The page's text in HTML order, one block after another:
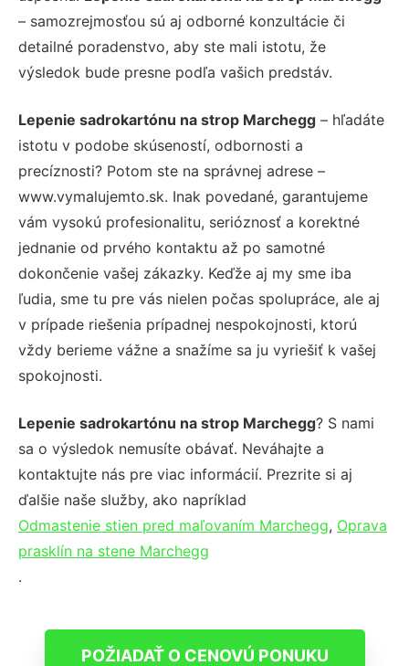
– samozrejmosťou sú aj odborné konzultácie či
detailné poradenstvo, aby ste mali istotu, že
výsledok bude presne podľa vašich predstáv.
Lepenie sadrokartónu na strop Marchegg – hľadáte
istotu v podobe skúseností, odbornosti a
precíznosti? Potom ste na správnej adrese –
www.vymalujemto.sk. Inak povedané, garantujeme
vám vysokú profesionalitu, serióznosť a korektné
jednanie od prvého kontaktu až po samotné
dokončenie vašej zákazky. Keďže aj my sme iba
ľudia, sme tu pre vás nielen počas spolupráce, ale aj
v prípade riešenia prípadnej nespokojnosti, ktorú
vždy berieme vážne a snažíme sa ju vyriešiť k vašej
spokojnosti.
Lepenie sadrokartónu na strop Marchegg? S nami
sa o výsledok nemusíte obávať. Neváhajte a
kontaktujte nás pre viac informácií. Prezrite si aj
ďalšie naše služby, ako napríklad
Odmastenie stien pred maľovaním Marchegg, Oprava
prasklín na stene Marchegg
.
POŽIADAŤ O CENOVÚ PONUKU